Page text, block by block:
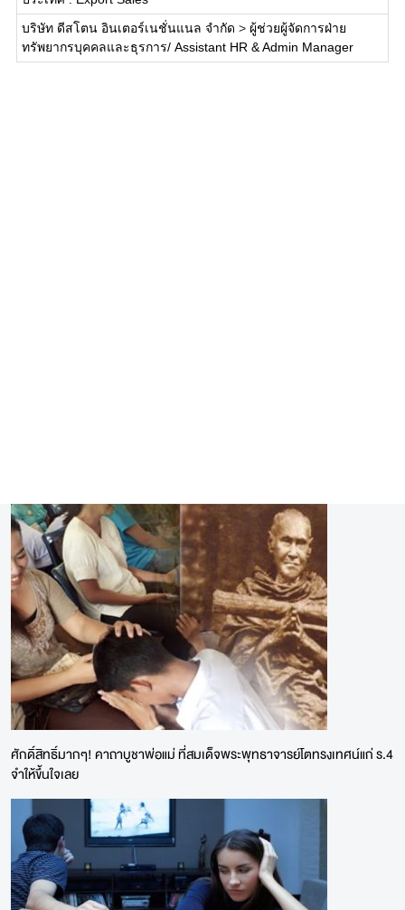
บริษัท ดีสโตน อินเตอร์เนชั่นแนล จำกัด > ผู้ช่วยผู้จัดการฝ่าย
ทรัพยากรบุคคลและธุรการ/ Assistant HR & Admin Manager
ศักดิ์สิทธิ์มากๆ! คาถาบูชาพ่อแม่ ที่สมเด็จพระพุทธาจารย์โตทรงเทศน์แก่ ร.4
จำให้ขึ้นใจเลย